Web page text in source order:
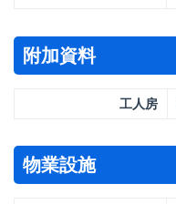
附加資料
工人房
物業設施